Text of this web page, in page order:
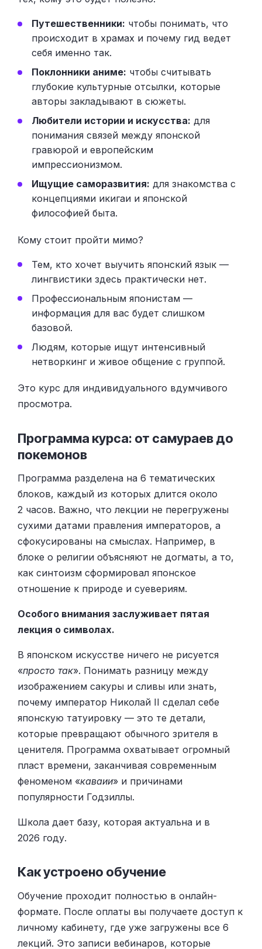
Путешественники: чтобы понимать, что
происходит в храмах и почему гид ведет
себя именно так.
Поклонники аниме: чтобы считывать
глубокие культурные отсылки, которые
авторы закладывают в сюжеты.
Любители истории и искусства: для
понимания связей между японской
гравюрой и европейским
импрессионизмом.
Ищущие саморазвития: для знакомства с
концепциями икигаи и японской
философией быта.
Кому стоит пройти мимо?
Тем, кто хочет выучить японский язык —
лингвистики здесь практически нет.
Профессиональным японистам —
информация для вас будет слишком
базовой.
Людям, которые ищут интенсивный
нетворкинг и живое общение с группой.
Это курс для индивидуального вдумчивого
просмотра.
Программа курса: от самураев до
покемонов
Программа разделена на 6 тематических
блоков, каждый из которых длится около
2 часов. Важно, что лекции не перегружены
сухими датами правления императоров, а
сфокусированы на смыслах. Например, в
блоке о религии объясняют не догматы, а то,
как синтоизм сформировал японское
отношение к природе и суевериям.
Особого внимания заслуживает пятая
лекция о символах.
В японском искусстве ничего не рисуется
«просто так». Понимать разницу между
изображением сакуры и сливы или знать,
почему император Николай II сделал себе
японскую татуировку — это те детали,
которые превращают обычного зрителя в
ценителя. Программа охватывает огромный
пласт времени, заканчивая современным
феноменом «каваии» и причинами
популярности Годзиллы.
Школа дает базу, которая актуальна и в
2026 году.
Как устроено обучение
Обучение проходит полностью в онлайн-
формате. После оплаты вы получаете доступ к
личному кабинету, где уже загружены все 6
лекций. Это записи вебинаров, которые